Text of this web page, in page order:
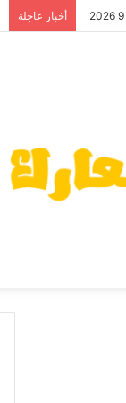
أخبار عاجلة